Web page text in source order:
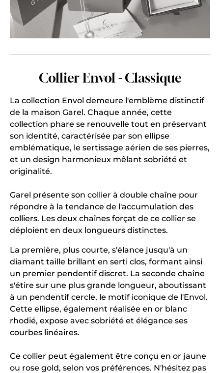
Collier Envol - Classique
La collection Envol demeure l'emblème distinctif
de la maison Garel. Chaque année, cette
collection phare se renouvelle tout en préservant
son identité, caractérisée par son ellipse
emblématique, le sertissage aérien de ses pierres,
et un design harmonieux mêlant sobriété et
originalité.
Garel présente son collier à double chaîne pour
répondre à la tendance de l'accumulation des
colliers. Les deux chaînes forçat de ce collier se
déploient en deux longueurs distinctes.
La première, plus courte, s'élance jusqu'à un
diamant taille brillant en serti clos, formant ainsi
un premier pendentif discret. La seconde chaîne
s'étire sur une plus grande longueur, aboutissant
à un pendentif cercle, le motif iconique de l'Envol.
Cette ellipse, également réalisée en or blanc
rhodié, expose avec sobriété et élégance ses
courbes linéaires.
Ce collier peut également être conçu en or jaune
ou rose gold, selon vos préférences. N'hésitez pas